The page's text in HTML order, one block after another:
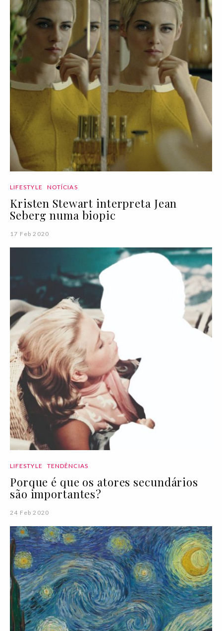
LIFESTYLE NOTÍCIAS
Kristen Stewart interpreta Jean
Seberg numa biopic
17 Feb 2020
LIFESTYLE TENDÊNCIAS
Porque é que os atores secundários
são importantes?
24 Feb 2020